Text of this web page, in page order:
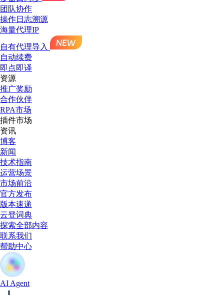
团队协作
操作日志溯源
海量代理IP
自有代理导入
自动续费
即点即译
资源
推广奖励
合作伙伴
RPA市场
插件市场
资讯
博客
新闻
技术指南
运营场景
市场前沿
官方发布
版本速递
云登词典
探索全部内容
联系我们
帮助中心
AI Agent